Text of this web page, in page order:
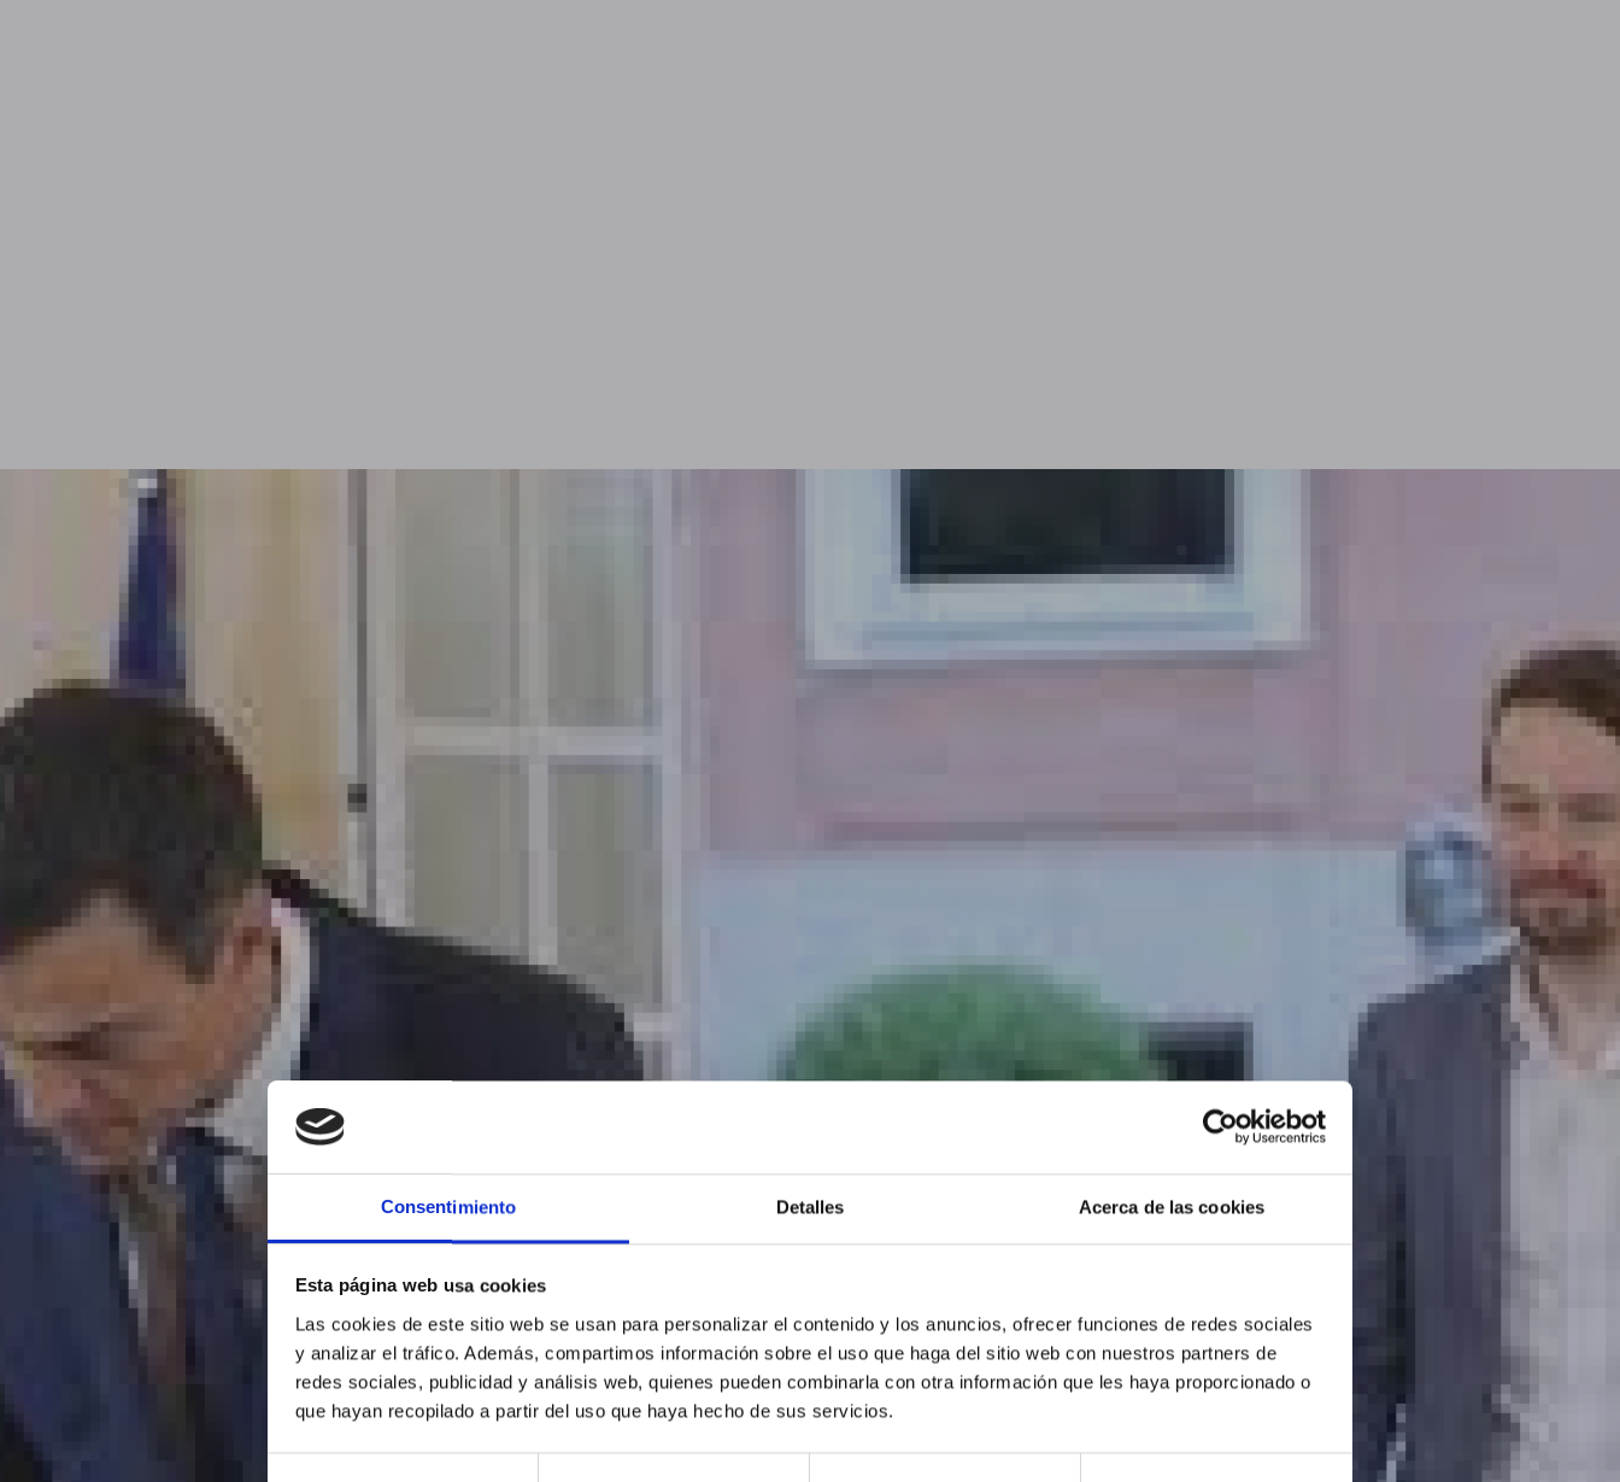
Consentimiento Detalles Acerca de las cookies
Esta página web usa cookies
Las cookies de este sitio web se usan para personalizar el contenido y los anuncios, ofrecer funciones de redes sociales
y analizar el tráfico. Además, compartimos información sobre el uso que haga del sitio web con nuestros partners de
redes sociales, publicidad y análisis web, quienes pueden combinarla con otra información que les haya proporcionado o
que hayan recopilado a partir del uso que haya hecho de sus servicios.